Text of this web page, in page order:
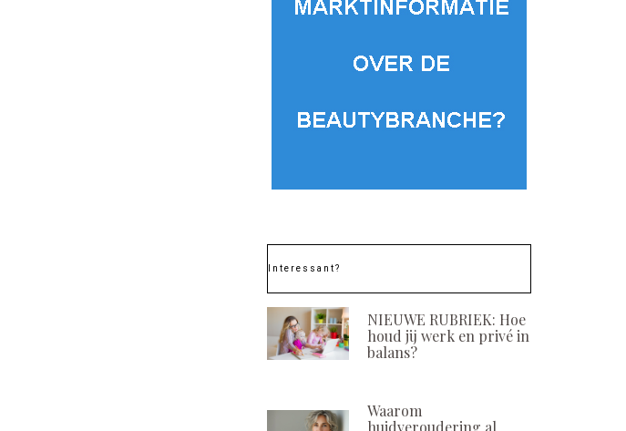
Interessant?
NIEUWE RUBRIEK: Hoe
houd jij werk en privé in
balans?
Waarom
huidveroudering al